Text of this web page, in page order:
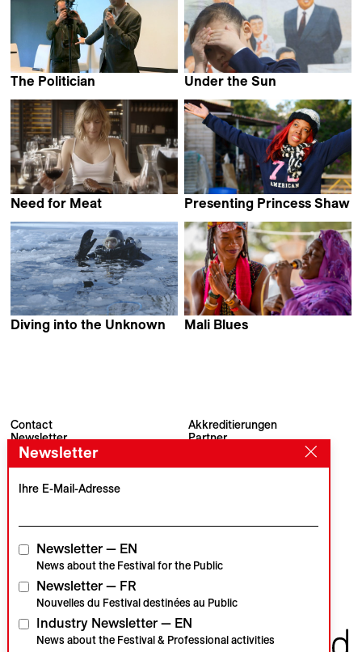
The Politician
Under the Sun
Need for Meat
Presenting Princess Shaw
Diving into the Unknown
Mali Blues
Contact
Newsletter
Archiv
Akkreditierungen
Partner
Visions du Réel
Place du Marché 2
CH–1260 Nyon
#VisionsduReel
Hauptpartner Medienpartner
Institutionelle Partner
Newsletter
Ihre E-Mail-Adresse
Newsletter — EN
News about the Festival for the Public
Newsletter — FR
Nouvelles du Festival destinées au Public
Industry Newsletter — EN
News about the Festival & Professional activities